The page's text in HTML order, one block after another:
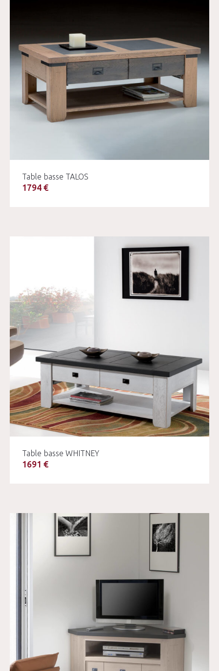
Table basse TALOS
1794 €
Table basse WHITNEY
1691 €